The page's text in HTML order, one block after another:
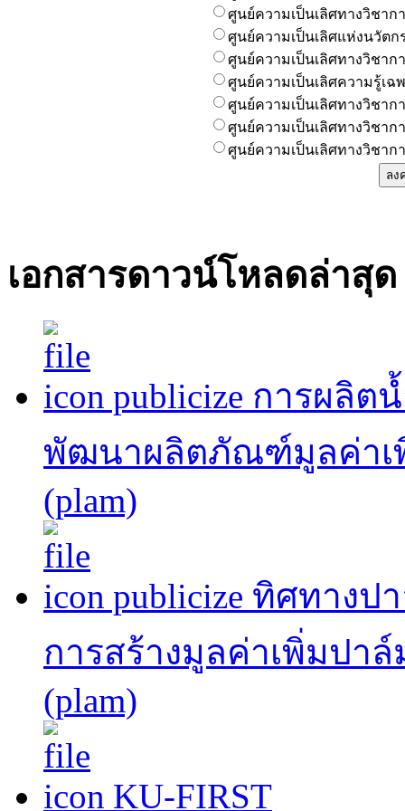
ศูนย์ความเป็นเลิศทางวิชา
ศูนย์ความเป็นเลิศแห่งนวัตก
ศูนย์ความเป็นเลิศทางวิชาก
ศูนย์ความเป็นเลิศความรู้เ
ศูนย์ความเป็นเลิศทางวิชาก
ศูนย์ความเป็นเลิศทางวิชาก
ศูนย์ความเป็นเลิศทางวิชาก
เอกสารดาวน์โหลดล่าสุด
publicize การผลิ
พัฒนาผลิตภัณฑ์มูลค่าเ
(plam)
publicize ทิศทาง
การสร้างมูลค่าเพิ่มปา
(plam)
KU-FIRST